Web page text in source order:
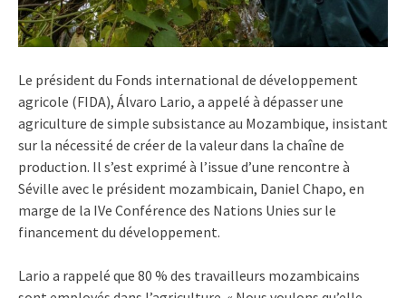
Le président du Fonds international de développement
agricole (FIDA), Álvaro Lario, a appelé à dépasser une
agriculture de simple subsistance au Mozambique, insistant
sur la nécessité de créer de la valeur dans la chaîne de
production. Il s’est exprimé à l’issue d’une rencontre à
Séville avec le président mozambicain, Daniel Chapo, en
marge de la IVe Conférence des Nations Unies sur le
financement du développement.
Lario a rappelé que 80 % des travailleurs mozambicains